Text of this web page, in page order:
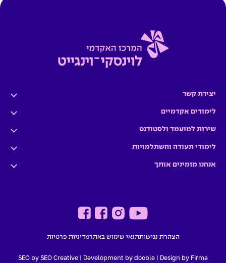
יצירת קשר
לימודים אקדמיים
שירות למועמד ולסטודנט
לימודי תעודה והשתלמויות
אנחנו מזמינים אותך
הצהרת נגישותתנאי שימוש באתרמדיניות פרטיות
Design by Firma |
Development by dooble
SEO by SEO Creative